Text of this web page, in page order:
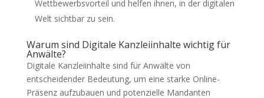
Wettbewerbsvorteil und helfen ihnen, in der digitalen
Welt sichtbar zu sein.
Warum sind Digitale Kanzleiinhalte wichtig für
Anwälte?
Digitale Kanzleiinhalte sind für Anwälte von
entscheidender Bedeutung, um eine starke Online-
Präsenz aufzubauen und potenzielle Mandanten